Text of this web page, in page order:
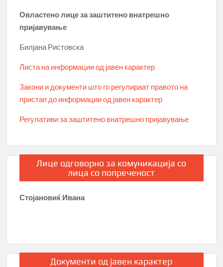
Овластено лице за заштитено внатрешно
пријавување
Билјана Ристовска
Листа на информации од јавен карактер
Закони и документи што го регулираат правото на
пристап до информации од јавен карактер
Регулативи за заштитено внатрешно пријавување
Лице одговорно за комуникација со
лица со попреченост
Стојановиќ Ивана
Документи од јавен карактер